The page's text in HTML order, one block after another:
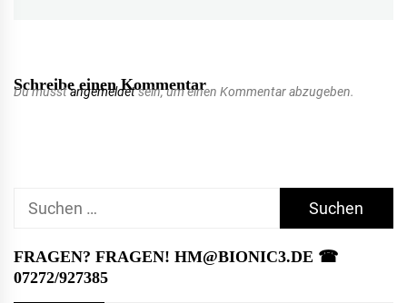
Schreibe einen Kommentar
Du musstangemeldetsein, um einen Kommentar abzugeben.
Suchen
FRAGEN? FRAGEN! HM@BIONIC3.DE ☎︎
07272/927385